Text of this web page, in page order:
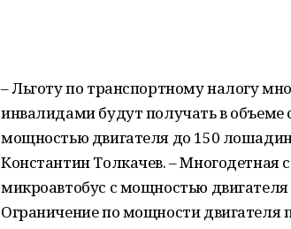
– Льготу по транспортному налогу
инвалидами будут получать в объеме
мощностью двигателя до 150
Константин Толкачев. – Многодетная
микроавтобус с мощностью
Ограничение по мощности двигателя